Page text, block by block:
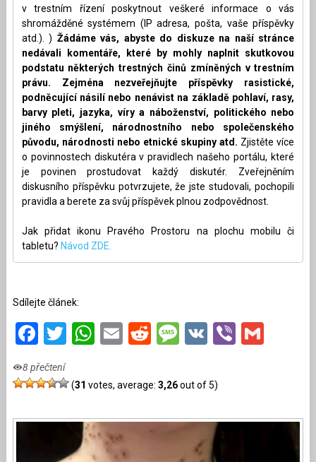
v trestním řízení poskytnout veškeré informace o vás
shromážděné systémem (IP adresa, pošta, vaše příspěvky
atd.). ) Žádáme vás, abyste do diskuze na naší stránce
nedávali komentáře, které by mohly naplnit skutkovou
podstatu některých trestných činů zmíněných v trestním
právu. Zejména nezveřejňujte příspěvky rasistické,
podněcující násilí nebo nenávist na základě pohlaví, rasy,
barvy pleti, jazyka, víry a náboženství, politického nebo
jiného smýšlení, národnostního nebo společenského
původu, národnosti nebo etnické skupiny atd. Zjistěte více
o povinnostech diskutéra v pravidlech našeho portálu, které
je povinen prostudovat každý diskutér. Zveřejněním
diskusního příspěvku potvrzujete, že jste studovali, pochopili
pravidla a berete za svůj příspěvek plnou zodpovědnost.
Jak přidat ikonu Pravého Prostoru na plochu mobilu či
tabletu? Návod ZDE.
Sdílejte článek:
Facebook
Twitter
WhatsApp
EmailRedditMessage
VKViber
8 přečtení
(31 votes, average: 3,26out of 5)